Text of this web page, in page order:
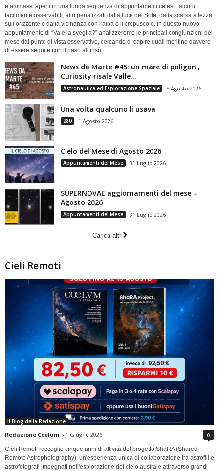
e ammassi aperti in una lunga sequenza di appuntamenti celesti: alcuni
facilmente osservabili, altri penalizzati dalla luce del Sole, dalla scarsa altezza
sull’orizzonte o dalla vicinanza con l’alba o il crepuscolo. In questo nuovo
appuntamento di “Vale la sveglia?” analizzeremo le principali congiunzioni del
mese dal punto di vista osservativo, cercando di capire quali meritino davvero
di essere seguite con il naso all’insù.
News da Marte #45: un mare di poligoni,
Curiosity risale Valle...
Astronautica ed Esplorazione Spaziale 5 Agosto 2026
Una volta qualcuno li usava
280 1 Agosto 2026
Cielo del Mese di Agosto 2026
Appuntamenti del Mese 31 Luglio 2026
SUPERNOVAE aggiornamenti del mese –
Agosto 2026
Appuntamenti del Mese 31 Luglio 2026
Carica altri
Cieli Remoti
Il Blog della Redazione
Redazione Coelum - 1 Giugno 2026 0
Cieli Remoti raccoglie cinque anni di attività del progetto ShaRA (Shared
Remote Astrophotography), un'esperienza unica di collaborazione tra astrofili e
astrofotografi impegnati nell'esplorazione del cielo australe attraverso grandi